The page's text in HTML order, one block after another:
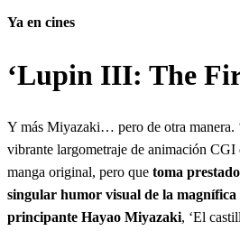
Ya en cines
‘Lupin III: The
Y más Miyazaki… pero de otra manera.
vibrante largometraje de animación CGI
manga original, pero que toma
singular humor visual de la
principante Hayao Miyazaki, ‘El